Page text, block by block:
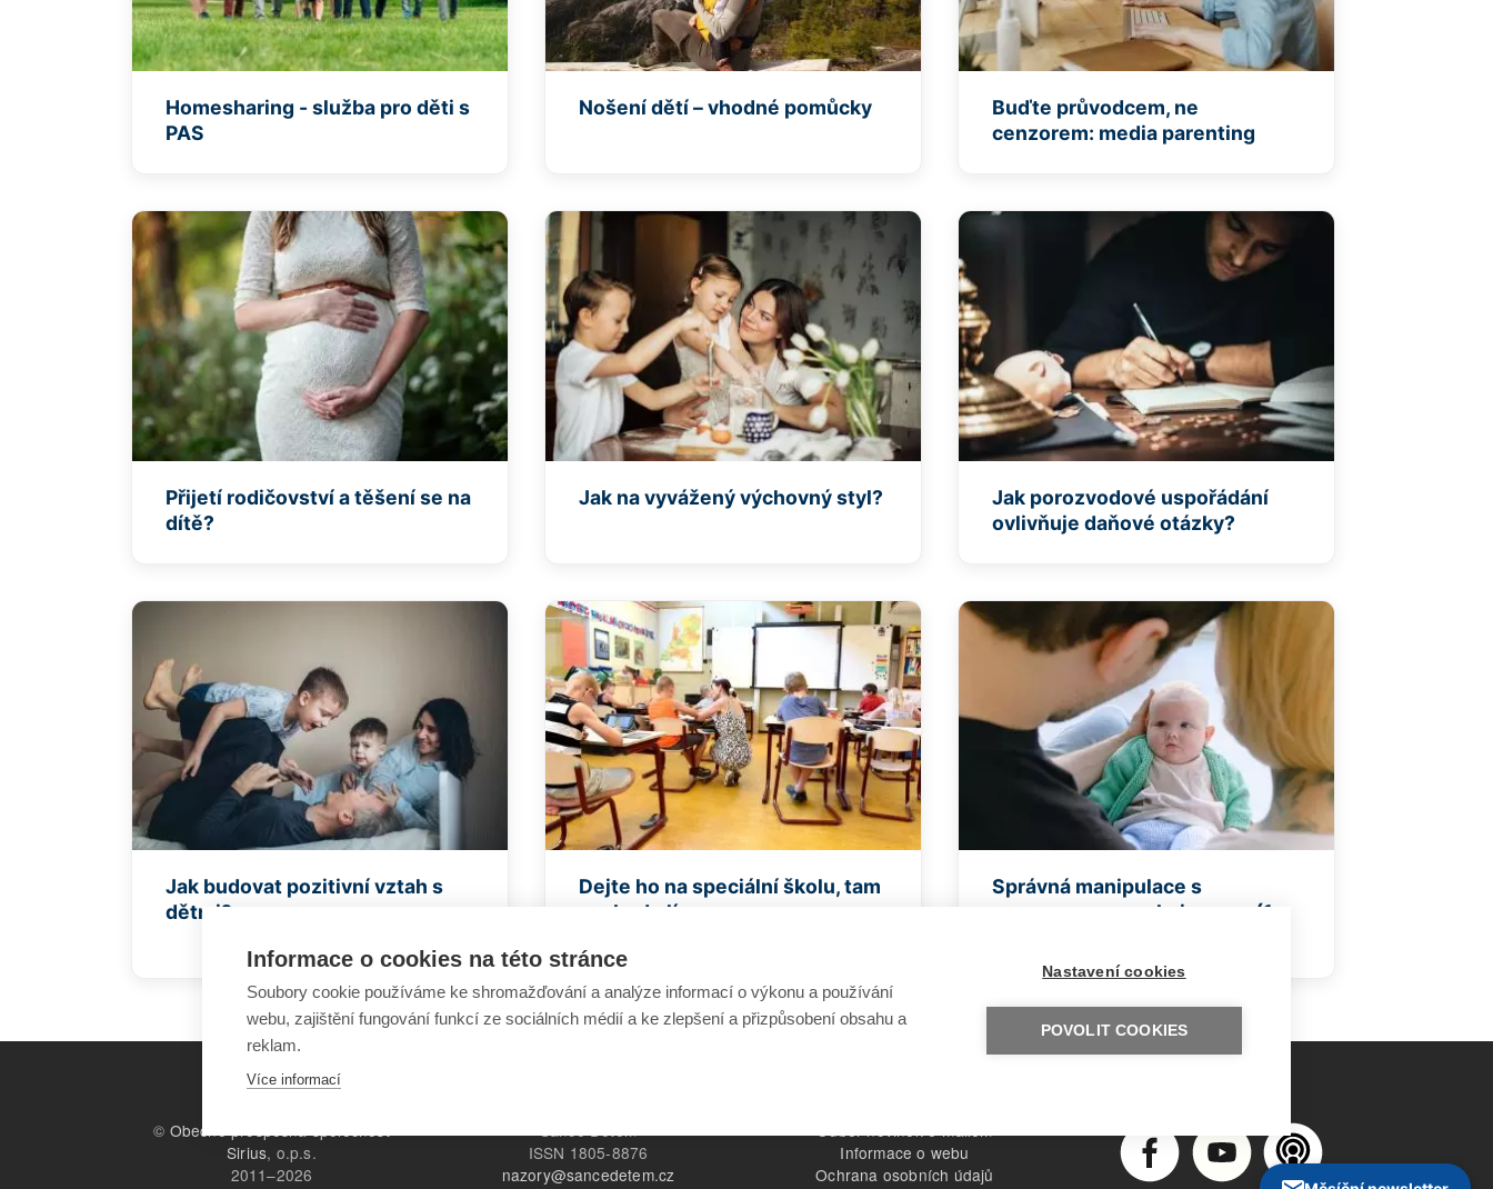
Homesharing - služba pro děti s
PAS
Nošení dětí – vhodné pomůcky
Buďte průvodcem, ne
cenzorem: media parenting
Přijetí rodičovství a těšení se na
dítě?
Jak na vyvážený výchovný styl?
Jak porozvodové uspořádání
ovlivňuje daňové otázky?
Jak budovat pozitivní vztah s
dětmi?
Dejte ho na speciální školu, tam
mu bude líp ...
Správná manipulace s
novorozencem a kojencem (1.
© Obecně prospěšná společnost
Sirius, o.p.s.
2011–2026
Šance Dětem
ISSN 1805-8876
nazory@sancedetem.cz
Odběr novinek e-mailem
Informace o webu
Ochrana osobních údajů
Informace o cookies na této stránce
Soubory cookie používáme ke shromažďování a analýze informací o výkonu a používání
webu, zajištění fungování funkcí ze sociálních médií a ke zlepšení a přizpůsobení obsahu a
reklam.
Více informací
Nastavení cookies
POVOLIT COOKIES